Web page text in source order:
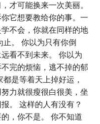
才可能换来一次美丽。
它想要教给你的事。一
不会，你就在同样的地
。 你以为只有你倒
看不到未来。 你以为
完的烦恼，逃不掉的郁
是等着天上掉好运，
力就很瘦很白很美，坐
。 这样的人有没有？
，你不是。 你不知道